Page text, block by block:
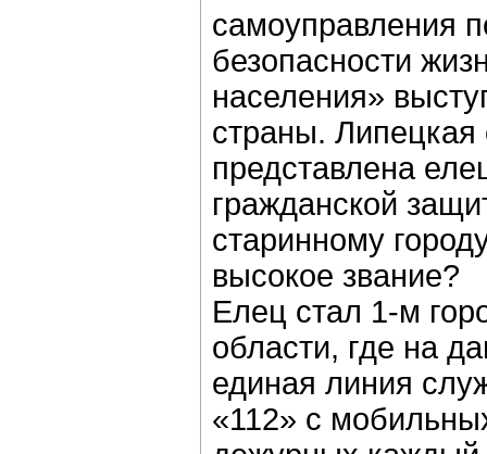
самоуправления
безопасности
населения»
страны.
представлена
гражданской
старинному
высокое звание?
Елец стал 1-м
области, где на
единая линия
«112» с